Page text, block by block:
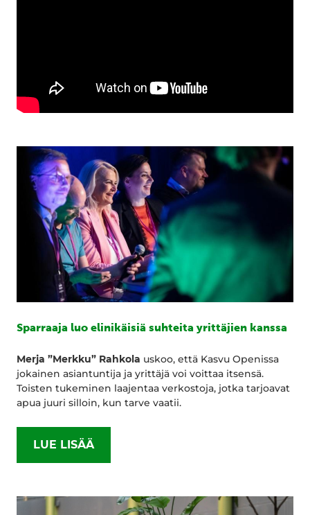
Sparraaja luo elinikäisiä suhteita yrittäjien kanssa
Merja ”Merkku” Rahkola uskoo, että Kasvu Openissa
jokainen asiantuntija ja yrittäjä voi voittaa itsensä.
Toisten tukeminen laajentaa verkostoja, jotka tarjoavat
apua juuri silloin, kun tarve vaatii.
LUE LISÄÄ